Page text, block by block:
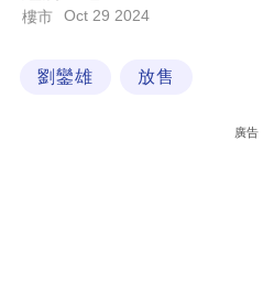
科
樓市 Oct 29 2024
劉鑾雄 放售
廣告